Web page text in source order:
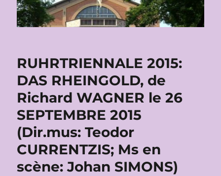
RUHRTRIENNALE 2015:
DAS RHEINGOLD, de
Richard WAGNER le 26
SEPTEMBRE 2015
(Dir.mus: Teodor
CURRENTZIS; Ms en
scène: Johan SIMONS)